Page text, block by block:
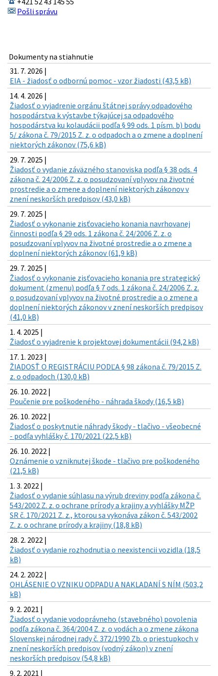
Pošli správu
Dokumenty na stiahnutie
31. 7. 2026 |
EIA - žiadosť o odbornú pomoc - vzor žiadosti (43,5 kB)
14. 4. 2026 |
Žiadosť o vyjadrenie orgánu štátnej správy odpadového
hospodárstva k výstavbe týkajúcej sa odpadového
hospodárstva ku kolaudácii podľa § 99 ods. 1 písm. b) bodu
5/ zákona č. 79/2015 Z. z. o odpadoch a o zmene a doplnení
niektorých zákonov (75,6 kB)
29. 7. 2025 |
Žiadosť o vydanie záväzného stanoviska podľa § 38 ods. 4
zákona č. 24/2006 Z. z. o posudzovaní vplyvov na životné
prostredie a o zmene a doplnení niektorých zákonov v
znení neskorších predpisov (43,0 kB)
29. 7. 2025 |
Žiadosť o vykonanie zisťovacieho konania navrhovanej
činnosti podľa § 29 ods. 1 zákona č. 24/2006 Z. z. o
posudzovaní vplyvov na životné prostredie a o zmene a
doplnení niektorých zákonov (61,9 kB)
29. 7. 2025 |
Žiadosť o vykonanie zisťovacieho konania pre strategický
dokument (zmenu) podľa § 7 ods. 1 zákona č. 24/2006 Z. z.
o posudzovaní vplyvov na životné prostredie a o zmene a
doplnení niektorých zákonov v znení neskorších predpisov
(41,0 kB)
1. 4. 2025 |
Žiadosť o vyjadrenie k projektovej dokumentácii (94,2 kB)
17. 1. 2023 |
ŽIADOSŤ O REGISTRÁCIU PODĽA § 98 zákona č. 79/2015 Z.
z. o odpadoch (130,0 kB)
26. 10. 2022 |
Poučenie pre poškodeného - náhrada škody (16,5 kB)
26. 10. 2022 |
Žiadosť o poskytnutie náhrady škody - tlačivo - všeobecné
- podľa vyhlášky č. 170/2021 (22,5 kB)
26. 10. 2022 |
Oznámenie o vzniknutej škode - tlačivo pre poškodeného
(21,5 kB)
1. 3. 2022 |
Žiadosť o vydanie súhlasu na výrub dreviny podľa zákona č.
543/2002 Z. z. o ochrane prírody a krajiny a vyhlášky MŽP
SR č. 170/2021 Z. z., ktorou sa vykonáva zákon č. 543/2002
Z. z. o ochrane prírody a krajiny (18,8 kB)
28. 2. 2022 |
Žiadosť o vydanie rozhodnutia o neexistencii vozidla (18,5
kB)
24. 2. 2022 |
OHLÁSENIE O VZNIKU ODPADU A NAKLADANÍ S NÍM (503,2
kB)
9. 2. 2021 |
Žiadosť o vydanie vodoprávneho (stavebného) povolenia
podľa zákona č. 364/2004 Z. z. o vodách a o zmene zákona
Slovenskej národnej rady č. 372/1990 Zb. o priestupkoch v
znení neskorších predpisov (vodný zákon) v znení
neskorších predpisov (54,8 kB)
9. 2. 2021 |